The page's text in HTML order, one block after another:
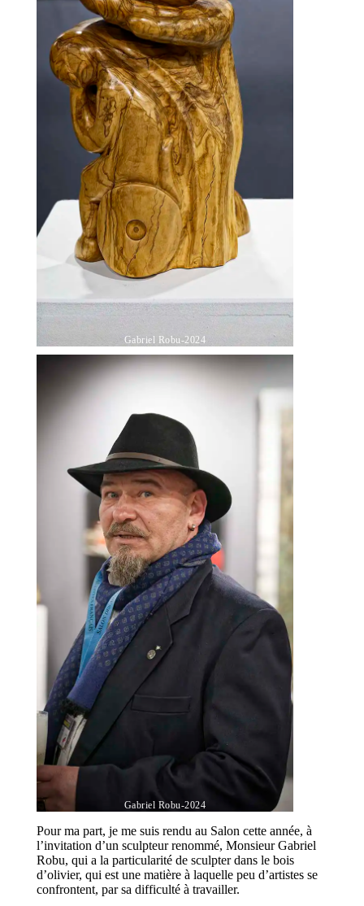
Gabriel Robu-2024
Gabriel Robu-2024
Pour ma part, je me suis rendu au Salon cette année, à
l’invitation d’un sculpteur renommé, Monsieur Gabriel
Robu, qui a la particularité de sculpter dans le bois
d’olivier, qui est une matière à laquelle peu d’artistes se
confrontent, par sa difficulté à travailler.